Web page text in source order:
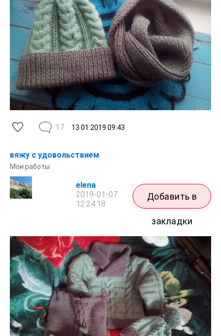
13.01.2019 09:43
17
вяжу с удовольствием
Мои работы
elena
2019-01-07
12:24:18
Добавить в
закладки